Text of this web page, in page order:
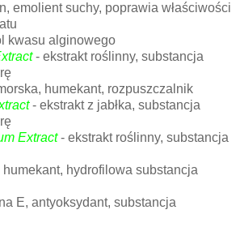
emolient suchy, poprawia właściwości
kwasu alginowego
- ekstrakt roślinny, substancja
humekant, rozpuszczalnik
- ekstrakt z jabłka, substancja
Extract- ekstrakt roślinny, substancja
hydrofilowa substancja
E, antyoksydant, substancja